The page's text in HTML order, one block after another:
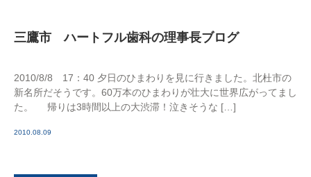
三鷹市 ハートフル歯科の理事長ブログ
2010/8/8 17：40 夕日のひまわりを見に行きました。北杜市の
新名所だそうです。60万本のひまわりが壮大に世界広がってまし
た。 帰りは3時間以上の大渋滞！泣きそうな […]
2010.08.09